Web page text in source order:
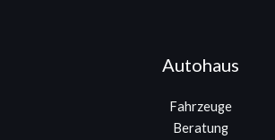
Autohaus
Fahrzeuge
Beratung